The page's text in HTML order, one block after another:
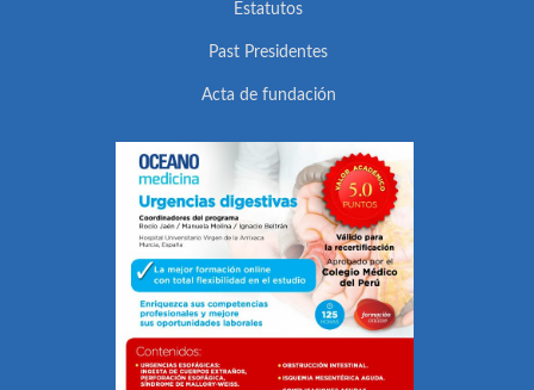
Estatutos
Past Presidentes
Acta de fundación